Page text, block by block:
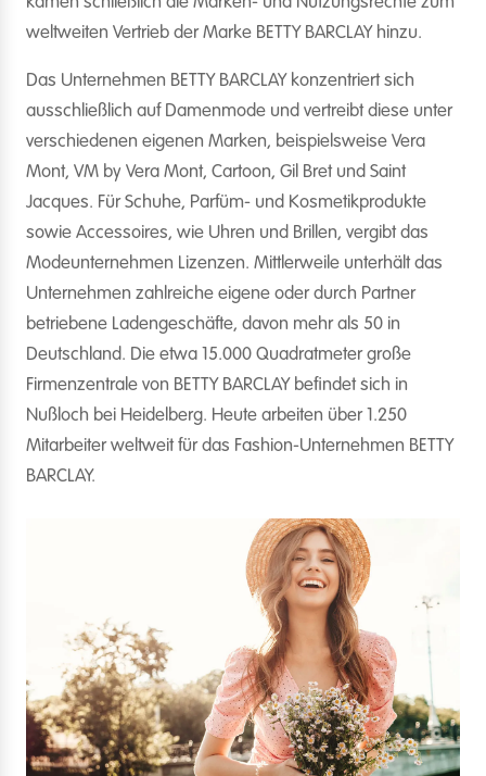
weltweiten Vertrieb der Marke BETTY BARCLAY hinzu.
Das Unternehmen BETTY BARCLAY konzentriert sich
ausschließlich auf Damenmode und vertreibt diese unter
verschiedenen eigenen Marken, beispielsweise Vera
Mont, VM by Vera Mont, Cartoon, Gil Bret und Saint
Jacques. Für Schuhe, Parfüm- und Kosmetikprodukte
sowie Accessoires, wie Uhren und Brillen, vergibt das
Modeunternehmen Lizenzen. Mittlerweile unterhält das
Unternehmen zahlreiche eigene oder durch Partner
betriebene Ladengeschäfte, davon mehr als 50 in
Deutschland. Die etwa 15.000 Quadratmeter große
Firmenzentrale von BETTY BARCLAY befindet sich in
Nußloch bei Heidelberg. Heute arbeiten über 1.250
Mitarbeiter weltweit für das Fashion-Unternehmen BETTY
BARCLAY.